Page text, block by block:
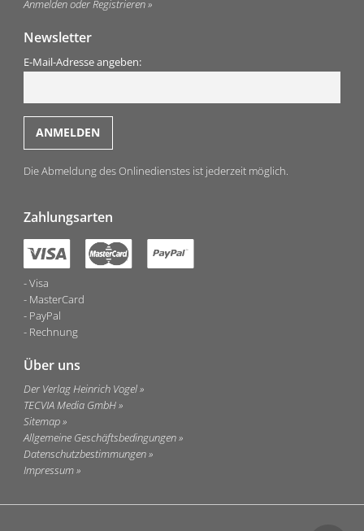
Anmelden oder Registrieren
Newsletter
E-Mail-Adresse angeben:
Die Abmeldung des Onlinedienstes ist jederzeit möglich.
Zahlungsarten
Visa
MasterCard
PayPal
Rechnung
Über uns
Der Verlag Heinrich Vogel
TECVIA Media GmbH
Sitemap
Allgemeine Geschäftsbedingungen
Datenschutzbestimmungen
Impressum